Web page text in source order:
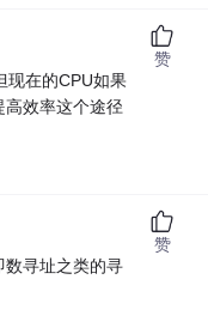
现在的CPU如果
高效率这个途径
赞
数寻址之类的寻
赞